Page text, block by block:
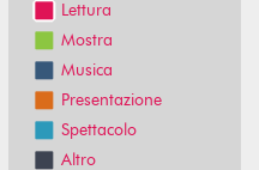
Lettura
Mostra
Musica
Presentazione
Spettacolo
Altro